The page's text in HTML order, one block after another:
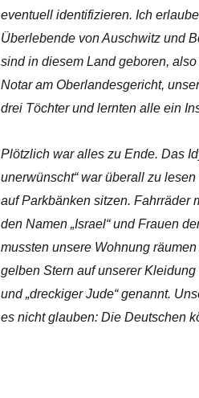
eventuell identifizieren. Ich
Überlebende von Auschwitz und
sind in diesem Land geboren,
Notar am Oberlandesgericht,
drei Töchter und lernten alle ein
Plötzlich war alles zu Ende. Das
unerwünscht“ war überall zu
auf Parkbänken sitzen. Fahrräder
den Namen „Israel“ und Frauen
mussten unsere Wohnung
gelben Stern auf unserer
und „dreckiger Jude“ genannt.
es nicht glauben: Die Deutschen